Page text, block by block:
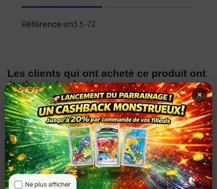
Référence sm3.5-72
Les clients qui ont acheté ce produit ont
également acheté :
×
Ne plus afficher